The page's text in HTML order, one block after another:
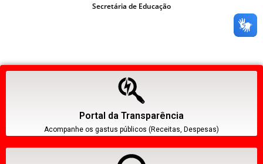
Secretária de Educação
Portal da Transparência
Acompanhe os gastus públicos (Receitas, Despesas)